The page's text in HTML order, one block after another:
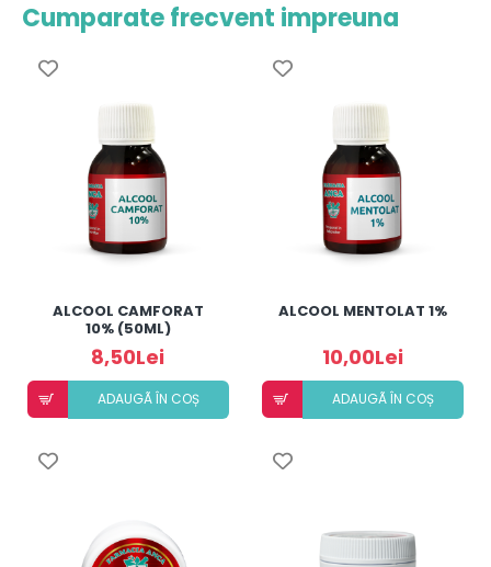
Cumparate frecvent impreuna
ALCOOL CAMFORAT
10% (50ML)
8,50Lei
ADAUGÃ ÎN COȘ
ALCOOL MENTOLAT 1%
10,00Lei
ADAUGÃ ÎN COȘ